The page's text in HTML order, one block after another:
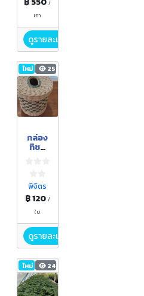
/
เถา
ดูรายละเอียด
ใหม่ 25
กล่อง
ทิชชู
พิจิตร
฿ 120 /
ใบ
ดูรายละเอียด
ใหม่ 24